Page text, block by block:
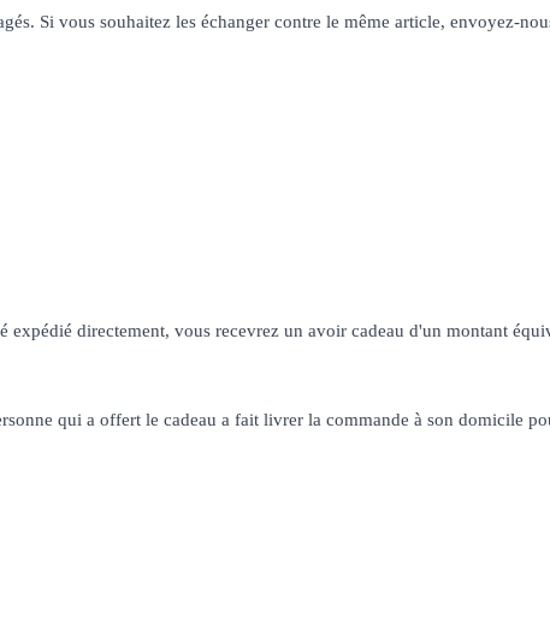
Si vous souhaitez les échanger contre le même article, envoyez-
directement, vous recevrez un avoir cadeau d'un montant
qui a offert le cadeau a fait livrer la commande à son domicile